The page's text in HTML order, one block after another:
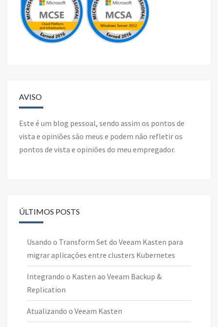
AVISO
Este é um blog pessoal, sendo assim os pontos de
vista e opiniões são meus e podem não refletir os
pontos de vista e opiniões do meu empregador.
ÚLTIMOS POSTS
Usando o Transform Set do Veeam Kasten para
migrar aplicações entre clusters Kubernetes
Integrando o Kasten ao Veeam Backup &
Replication
Atualizando o Veeam Kasten